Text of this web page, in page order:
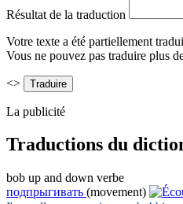
Résultat de la traduction
Votre texte a été partiellement
Vous ne pouvez pas traduire plus
<>
La publicité
Traductions du
bob up and down verbe
подпрыгивать (movement)